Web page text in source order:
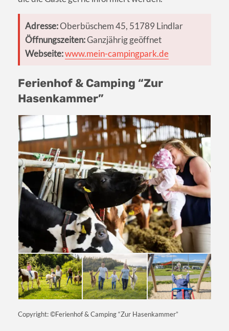
Adresse:Oberbüschem 45, 51789 Lindlar
Öffnungszeiten:Ganzjährig geöffnet
Webseite:www.mein-campingpark.de
Ferienhof & Camping “Zur
Hasenkammer”
Copyright: ©Ferienhof & Camping “Zur Hasenkammer”